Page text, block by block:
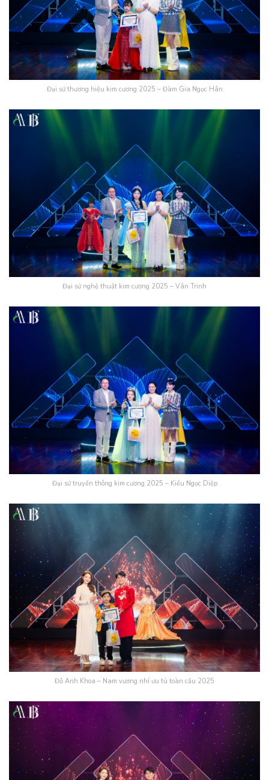
Đại sứ thương hiệu kim cương 2025 – Đàm Gia Ngọc Hân
Đại sứ nghệ thuật kim cương 2025 – Vân Trinh
Đại sứ truyền thông kim cương 2025 – Kiều Ngọc Diệp
Đỗ Anh Khoa – Nam vương nhí ưu tú toàn cầu 2025